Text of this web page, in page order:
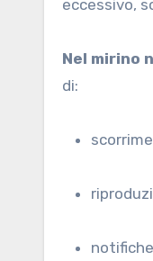
eccessivo,
Nel mirino
di: